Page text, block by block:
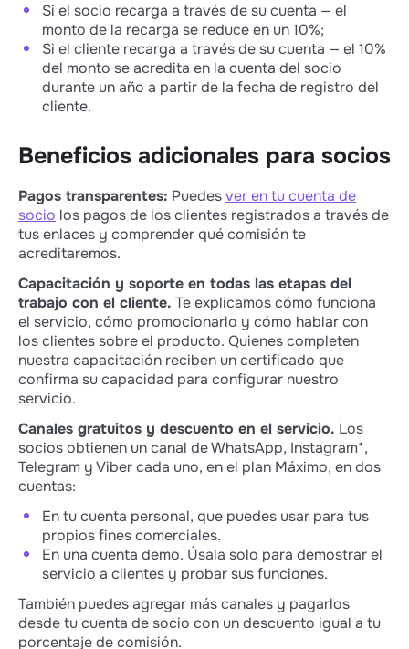
Si el socio recarga a través de su cuenta — el
monto de la recarga se reduce en un 10%;
Si el cliente recarga a través de su cuenta — el 10%
del monto se acredita en la cuenta del socio
durante un año a partir de la fecha de registro del
cliente.
Beneficios adicionales para socios
Pagos transparentes: Puedesver en tu cuenta de
socio los pagos de los clientes registrados a través de
tus enlaces y comprender qué comisión te
acreditaremos.
Capacitación y soporte en todas las etapas del
trabajo con el cliente. Te explicamos cómo funciona
el servicio, cómo promocionarlo y cómo hablar con
los clientes sobre el producto. Quienes completen
nuestra capacitación reciben un certificado que
confirma su capacidad para configurar nuestro
servicio.
Canales gratuitos y descuento en el servicio. Los
socios obtienen un canal de WhatsApp, Instagram*,
Telegram y Viber cada uno, en el plan Máximo, en dos
cuentas:
En tu cuenta personal, que puedes usar para tus
propios fines comerciales.
En una cuenta demo. Úsala solo para demostrar el
servicio a clientes y probar sus funciones.
También puedes agregar más canales y pagarlos
desde tu cuenta de socio con un descuento igual a tu
porcentaje de comisión.